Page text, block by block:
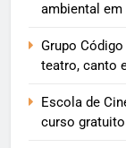
ambiental em
Grupo
teatro, canto
Escola de
curso